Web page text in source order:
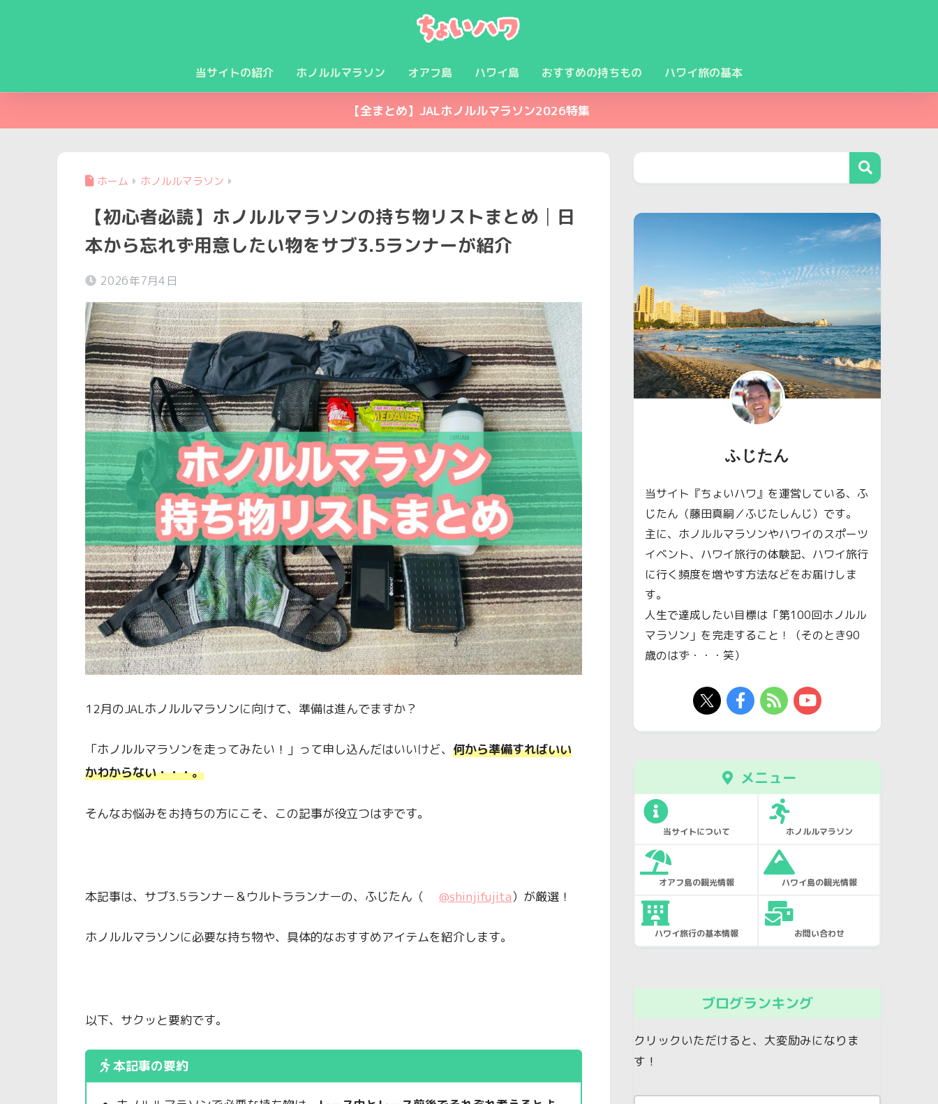
当サイトの紹介 ホノルルマラソン オアフ島 ハワイ島 おすすめの持ちもの ハワイ旅の基本
【全まとめ】JALホノルルマラソン2026特集
ホーム ホノルルマラソン
【初心者必読】ホノルルマラソンの持ち物リストまとめ│日
本から忘れず用意したい物をサブ3.5ランナーが紹介
2026年7月4日
12月のJALホノルルマラソンに向けて、準備は進んでますか？
「ホノルルマラソンを走ってみたい！」って申し込んだはいいけど、 何から準備すればいい
かわからない・・・。
そんなお悩みをお持ちの方にこそ、この記事が役立つはずです。
本記事は、サブ3.5ランナー＆ウルトラランナーの、ふじたん（ @shinjifujita）が厳選！
ホノルルマラソンに必要な持ち物や、具体的なおすすめアイテムを紹介します。
以下、サクッと要約です。
本記事の要約
ふじたん
当サイト『ちょいハワ』を運営している、ふ
じたん（藤田真嗣／ふじたしんじ）です。
主に、ホノルルマラソンやハワイのスポーツ
イベント、ハワイ旅行の体験記、ハワイ旅行
に行く頻度を増やす方法などをお届けしま
す。
人生で達成したい目標は「第100回ホノルル
マラソン」を完走すること！（そのとき90
歳のはず・・・笑）
メニュー
当サイトについて ホノルルマラソン
オアフ島の観光情報 ハワイ島の観光情報
ハワイ旅行の基本情報 お問い合わせ
ブログランキング
クリックいただけると、大変励みになりま
す！